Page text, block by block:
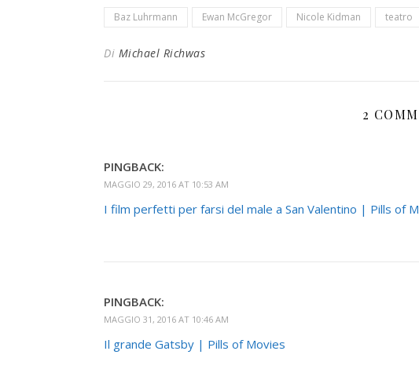
Baz Luhrmann Ewan McGregor Nicole Kidman teatro
Di Michael Richwas
2
PINGBACK:
MAGGIO 29, 2016 AT 10:53 AM
I film perfetti per farsi del male a San Valentino | Pills of
PINGBACK:
MAGGIO 31, 2016 AT 10:46 AM
Il grande Gatsby | Pills of Movies